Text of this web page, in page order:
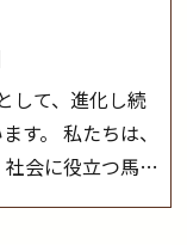
して、進化し続
す。 私たちは、
会に役立つ馬を
となる環境を守